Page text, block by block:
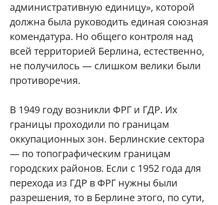
административную единицу», которой
должна была руководить единая союзная
комендатура. Но общего контроля над
всей территорией Берлина, естественно,
не получилось — слишком велики были
противоречия.
В 1949 году возникли ФРГ и ГДР. Их
границы проходили по границам
оккупационных зон. Берлинские сектора
— по топографическим границам
городских районов. Если с 1952 года для
перехода из ГДР в ФРГ нужны были
разрешения, то в Берлине этого, по сути,